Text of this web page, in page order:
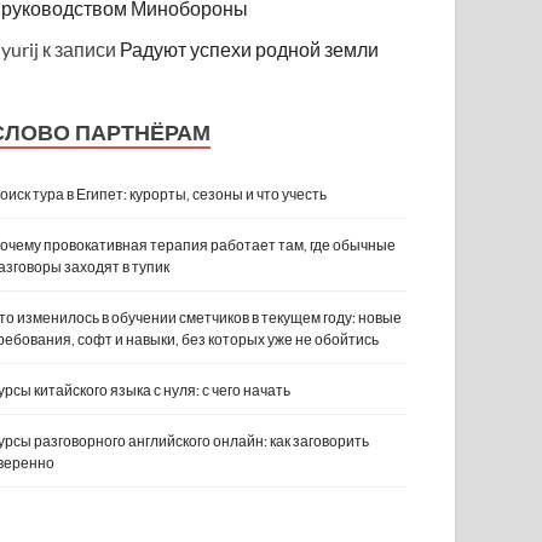
руководством Минобороны
yurij к записи Радуют успехи родной земли
ПАРТНЁРАМ
тура в Египет: курорты, сезоны и что учесть
провокативная терапия работает там, где обычные
заходят в тупик
изменилось в обучении сметчиков в текущем году: новые
софт и навыки, без которых уже не обойтись
китайского языка с нуля: с чего начать
разговорного английского онлайн: как заговорить